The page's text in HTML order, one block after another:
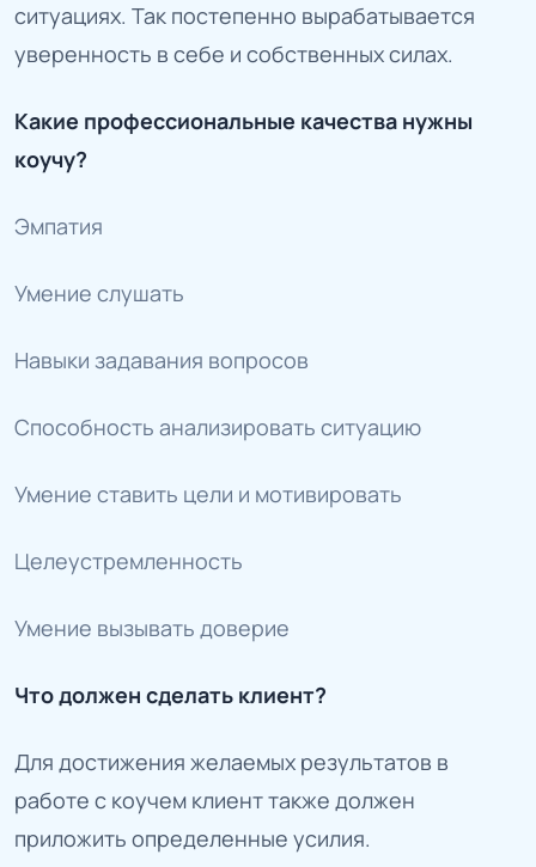
ситуациях. Так постепенно вырабатывается
уверенность в себе и собственных силах.
Какие профессиональные качества нужны
коучу?
Эмпатия
Умение слушать
Навыки задавания вопросов
Способность анализировать ситуацию
Умение ставить цели и мотивировать
Целеустремленность
Умение вызывать доверие
Что должен сделать клиент?
Для достижения желаемых результатов в
работе с коучем клиент также должен
приложить определенные усилия.